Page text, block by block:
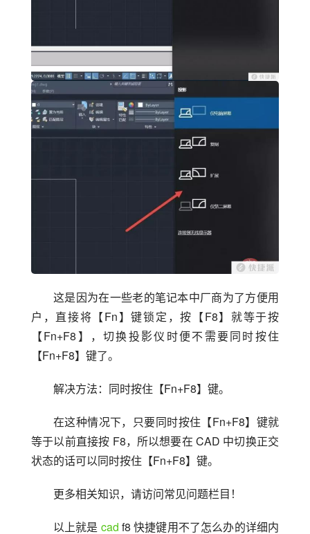
这是因为在一些老的笔记本中厂商为了方便用
户，直接将【Fn】键锁定，按【F8】就等于按
【Fn+F8】，切换投影仪时便不需要同时按住
【Fn+F8】键了。
解决方法：同时按住【Fn+F8】键。
在这种情况下，只要同时按住【Fn+F8】键就
等于以前直接按 F8，所以想要在 CAD 中切换正交
状态的话可以同时按住【Fn+F8】键。
更多相关知识，请访问常见问题栏目！
以上就是 cad f8 快捷键用不了怎么办的详细内